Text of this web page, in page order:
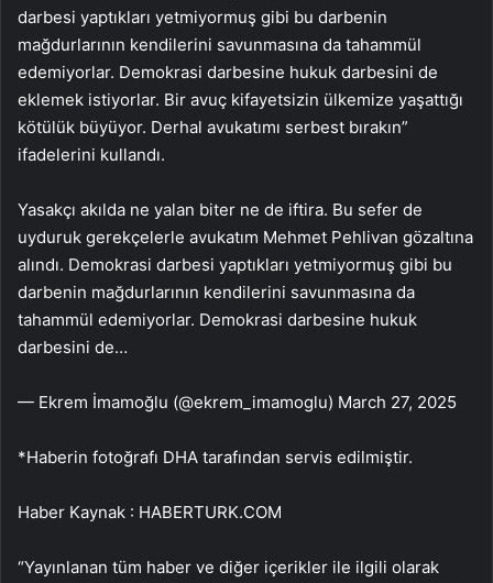
darbesi yaptıkları yetmiyormuş gibi bu darbenin
mağdurlarının kendilerini savunmasına da tahammül
edemiyorlar. Demokrasi darbesine hukuk darbesini de
eklemek istiyorlar. Bir avuç kifayetsizin ülkemize yaşattığı
kötülük büyüyor. Derhal avukatımı serbest bırakın”
ifadelerini kullandı.
Yasakçı akılda ne yalan biter ne de iftira. Bu sefer de
uyduruk gerekçelerle avukatım Mehmet Pehlivan gözaltına
alındı. Demokrasi darbesi yaptıkları yetmiyormuş gibi bu
darbenin mağdurlarının kendilerini savunmasına da
tahammül edemiyorlar. Demokrasi darbesine hukuk
darbesini de…
— Ekrem İmamoğlu (@ekrem_imamoglu) March 27, 2025
*Haberin fotoğrafı DHA tarafından servis edilmiştir.
Haber Kaynak : HABERTURK.COM
“Yayınlanan tüm haber ve diğer içerikler ile ilgili olarak